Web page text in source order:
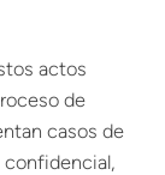
actos
de
casos de